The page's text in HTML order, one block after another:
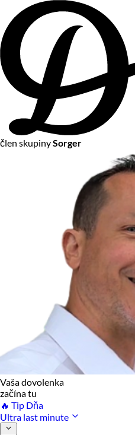
člen skupinySorger
Vaša dovolenka
začína tu
🔥 Tip Dňa
Ultra last minute